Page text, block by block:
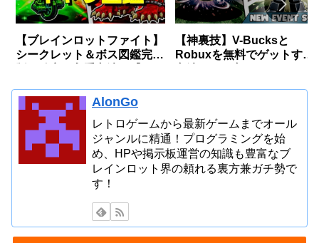
【ブレインロットファイト】
シークレット＆ボス図鑑完全
【神裏技】V-Bucksと
Robuxを無料でゲットする
AlonGo
レトロゲームから最新ゲームまでオール
ジャンルに精通！プログラミングを始
め、HPや掲示板運営の知識も豊富なブ
レインロット界の頼れる裏方兼ガチ勢で
す！